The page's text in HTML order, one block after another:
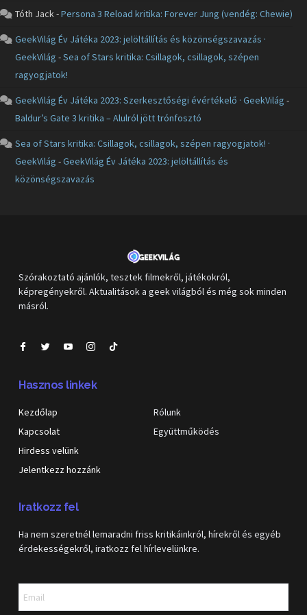
Tóth Jack-Persona 3 Reload kritika: Forever Jung (vendég: Chewie)
GeekVilág Év Játéka 2023: jelöltállítás és közönségszavazás ·
GeekVilág -Sea of Stars kritika: Csillagok, csillagok, szépen
ragyogjatok!
GeekVilág Év Játéka 2023: Szerkesztőségi évértékelő · GeekVilág -
Baldur’s Gate 3 kritika – Alulról jött trónfosztó
Sea of Stars kritika: Csillagok, csillagok, szépen ragyogjatok! ·
GeekVilág -GeekVilág Év Játéka 2023: jelöltállítás és
közönségszavazás
Szórakoztató ajánlók, tesztek filmekről, játékokról,
képregényekről. Aktualitások a geek világból és még sok minden
másról.
Hasznos linkek
Kezdőlap
Kapcsolat
Hirdess velünk
Jelentkezz hozzánk
Rólunk
Együttműködés
Iratkozz fel
Ha nem szeretnél lemaradni friss kritikáinkról, hírekről és egyéb
érdekességekről, iratkozz fel hírlevelünkre.